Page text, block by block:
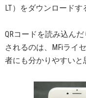
LT）をダウンロードす
QRコードを読み込ん
されるのは、MFiライ
者にも分かりやすいと